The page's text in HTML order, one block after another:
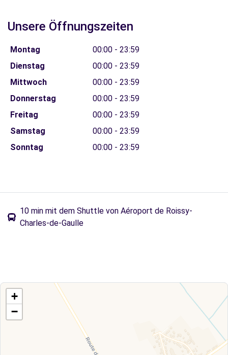
Unsere Öffnungszeiten
Montag
00:00 - 23:59
Dienstag
00:00 - 23:59
Mittwoch
00:00 - 23:59
Donnerstag
00:00 - 23:59
Freitag
00:00 - 23:59
Samstag
00:00 - 23:59
Sonntag
00:00 - 23:59
10 min mit dem Shuttle von Aéroport de Roissy-
Charles-de-Gaulle
+
−